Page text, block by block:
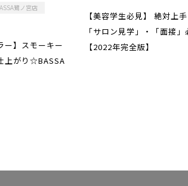
鷺ノ宮店
ー】スモーキー
上がり☆BASSA
【美容学生必見】 絶対上
「サロン見学」・「面接」
【2022年完全版】